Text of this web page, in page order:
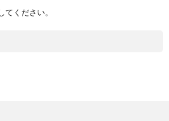
てください。